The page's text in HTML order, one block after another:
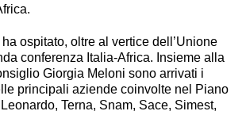
ospitato, oltre al vertice dell’Unione
conferenza Italia-Africa. Insieme alla
Giorgia Meloni sono arrivati i
principali aziende coinvolte nel Piano
Terna, Snam, Sace, Simest,